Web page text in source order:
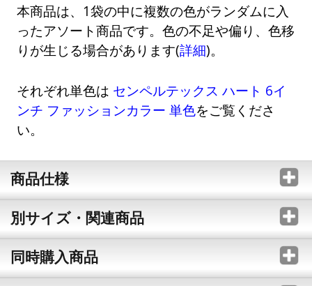
本商品は、1袋の中に複数の色がランダムに入
ったアソート商品です。色の不足や偏り、色移
りが生じる場合があります(詳細)。
それぞれ単色は センペルテックス ハート 6イ
ンチ ファッションカラー 単色をご覧くださ
い。
商品仕様
別サイズ・関連商品
同時購入商品